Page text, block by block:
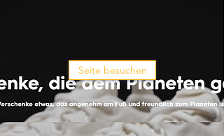
Seite besuchen